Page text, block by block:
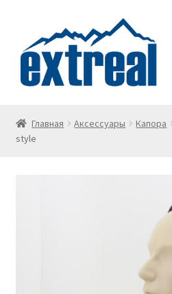
навигации
содержимому
Wishlist
Главная Аксессуары Капора
style